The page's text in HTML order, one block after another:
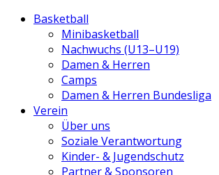
Basketball
Minibasketball
Nachwuchs (U13–U19)
Damen & Herren
Camps
Damen & Herren Bundesliga
Verein
Über uns
Soziale Verantwortung
Kinder- & Jugendschutz
Partner & Sponsoren